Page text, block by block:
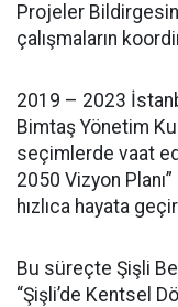
Projeler
çalışmaların
2019 – 2023
Bimtaş Yönetim
seçimlerde vaat
2050 Vizyon
hızlıca hayata
Bu süreçte Şişli
“Şişli’de Kentsel